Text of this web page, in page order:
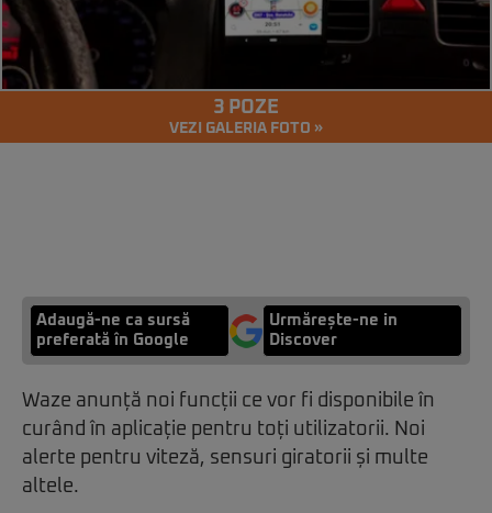
3 POZE
VEZI GALERIA FOTO »
Adaugă-ne ca sursă
preferată în Google
Urmărește-ne in
Discover
Waze anunță noi funcții ce vor fi disponibile în
curând în aplicație pentru toți utilizatorii. Noi
alerte pentru viteză, sensuri giratorii și multe
altele.